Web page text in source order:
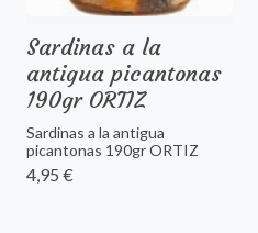
Sardinas a la
antigua picantonas
190gr ORTIZ
Sardinas a la antigua
picantonas 190gr ORTIZ
4,95 €